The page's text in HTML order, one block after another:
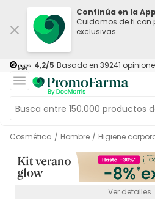
Continúa en la App
Cuidamos de ti con
exclusivas
4,2/5 Basado en 39241
Cosmética / Hombre / Higiene
Ver detalles